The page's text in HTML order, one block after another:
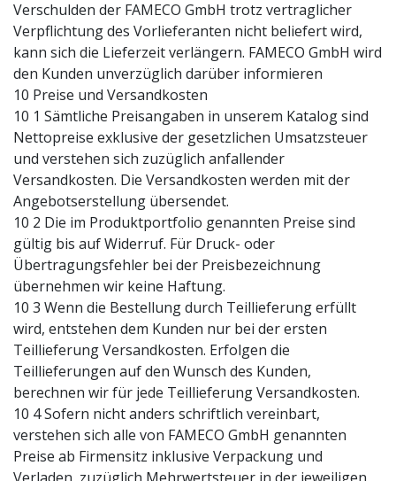
Verschulden der FAMECO GmbH trotz vertraglicher
Verpflichtung des Vorlieferanten nicht beliefert wird,
kann sich die Lieferzeit verlängern. FAMECO GmbH wird
den Kunden unverzüglich darüber informieren
10 Preise und Versandkosten
10 1 Sämtliche Preisangaben in unserem Katalog sind
Nettopreise exklusive der gesetzlichen Umsatzsteuer
und verstehen sich zuzüglich anfallender
Versandkosten. Die Versandkosten werden mit der
Angebotserstellung übersendet.
10 2 Die im Produktportfolio genannten Preise sind
gültig bis auf Widerruf. Für Druck- oder
Übertragungsfehler bei der Preisbezeichnung
übernehmen wir keine Haftung.
10 3 Wenn die Bestellung durch Teillieferung erfüllt
wird, entstehen dem Kunden nur bei der ersten
Teillieferung Versandkosten. Erfolgen die
Teillieferungen auf den Wunsch des Kunden,
berechnen wir für jede Teillieferung Versandkosten.
10 4 Sofern nicht anders schriftlich vereinbart,
verstehen sich alle von FAMECO GmbH genannten
Preise ab Firmensitz inklusive Verpackung und